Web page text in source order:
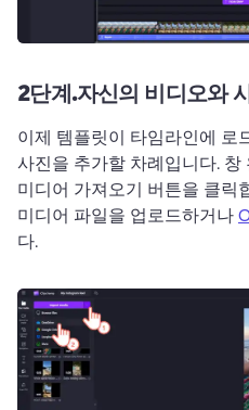
2단계.자신의 비디오와
이제 템플릿이 타임라인에 로
사진을 추가할 차례입니다. 창
미디어 가져오기 버튼을 클릭
미디어 파일을 업로드하거나
다.